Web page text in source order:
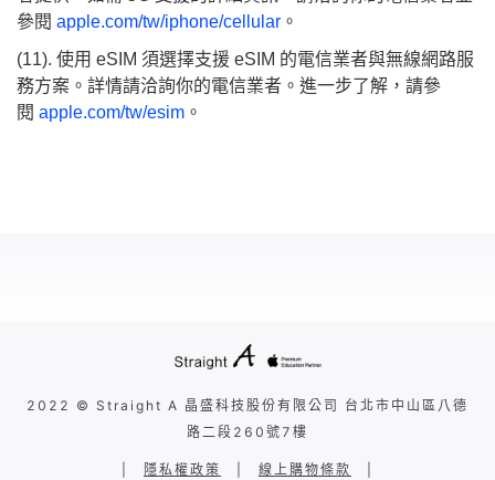
參閱 apple.com/tw/iphone/cellular 。
(11). 使用 eSIM 須選擇支援 eSIM 的電信業者與無線網路服
務方案。詳情請洽詢你的電信業者。進一步了解，請參
閱 apple.com/tw/esim 。
2022 © Straight A 晶盛科技股份有限公司 台北市中山區八德
路二段260號7樓
隱私權政策 線上購物條款